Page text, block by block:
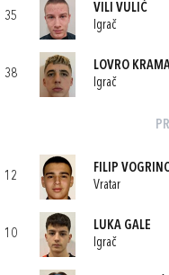
35
VILI VULIĆ
Igrač
38
LOVRO
Igrač
12
FILIP
Vratar
10
LUKA GALE
Igrač